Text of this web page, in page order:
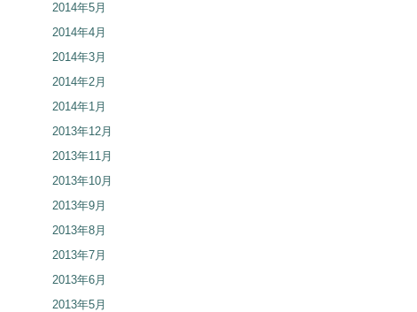
2014年5月
2014年4月
2014年3月
2014年2月
2014年1月
2013年12月
2013年11月
2013年10月
2013年9月
2013年8月
2013年7月
2013年6月
2013年5月